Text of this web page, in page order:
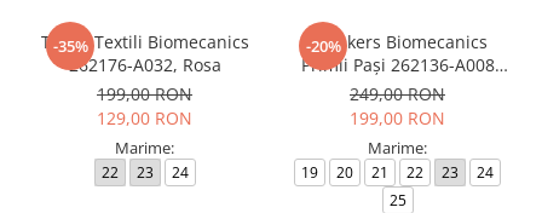
-35%
Tenisi Textili Biomecanics
262176-A032, Rosa
199,00 RON
129,00 RON
Marime:
22 23 24
-20%
Sneakers Biomecanics
Primii Pași 262136-A008
Azul Marino
249,00 RON
199,00 RON
Marime:
19 20 21 22 23
24
25